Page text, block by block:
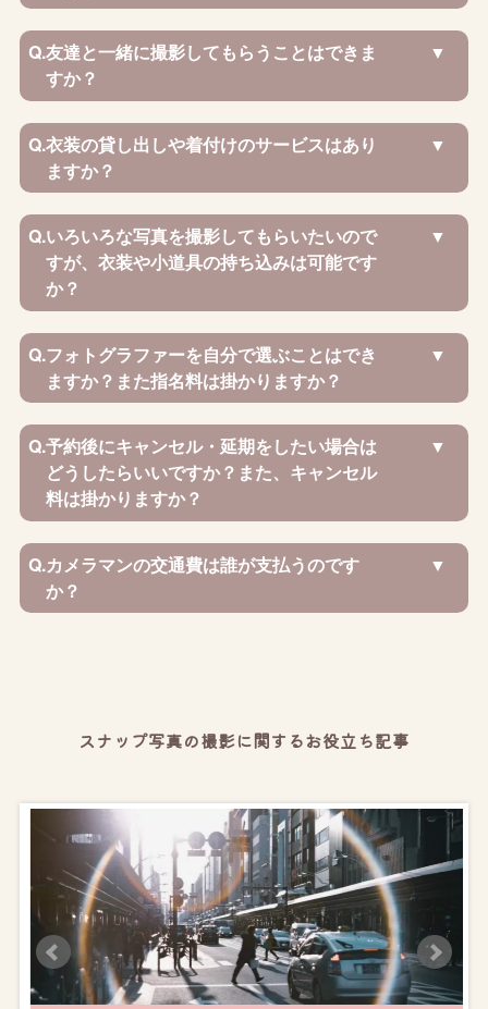
Q.友達と一緒に撮影してもらうことはできま
すか？
Q.衣装の貸し出しや着付けのサービスはあり
ますか？
Q.いろいろな写真を撮影してもらいたいので
すが、衣装や小道具の持ち込みは可能です
か？
Q.フォトグラファーを自分で選ぶことはでき
ますか？また指名料は掛かりますか？
Q.予約後にキャンセル・延期をしたい場合は
どうしたらいいですか？また、キャンセル
料は掛かりますか？
Q.カメラマンの交通費は誰が支払うのです
か？
スナップ写真の撮影に関するお役立ち記事